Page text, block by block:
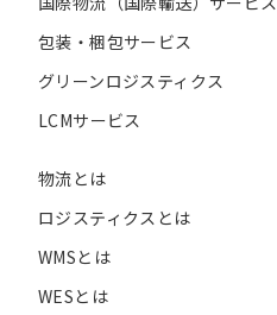
包装・梱包サービス
グリーンロジスティクス
LCMサービス
物流とは
ロジスティクスとは
WMSとは
WESとは